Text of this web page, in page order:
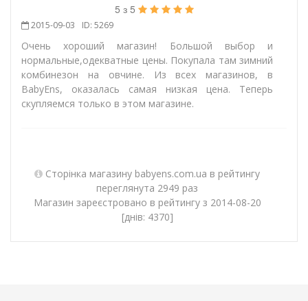
5 з 5
2015-09-03 ID: 5269
Очень хороший магазин! Большой выбор и
нормальные,одекватные цены. Покупала там зимний
комбинезон на овчине. Из всех магазинов, в
BabyEns, оказалась самая низкая цена. Теперь
скупляемся только в этом магазине.
Сторінка магазину babyens.com.ua в рейтингу
переглянута 2949 раз
Магазин зареєстровано в рейтингу з 2014-08-20
[днів: 4370]